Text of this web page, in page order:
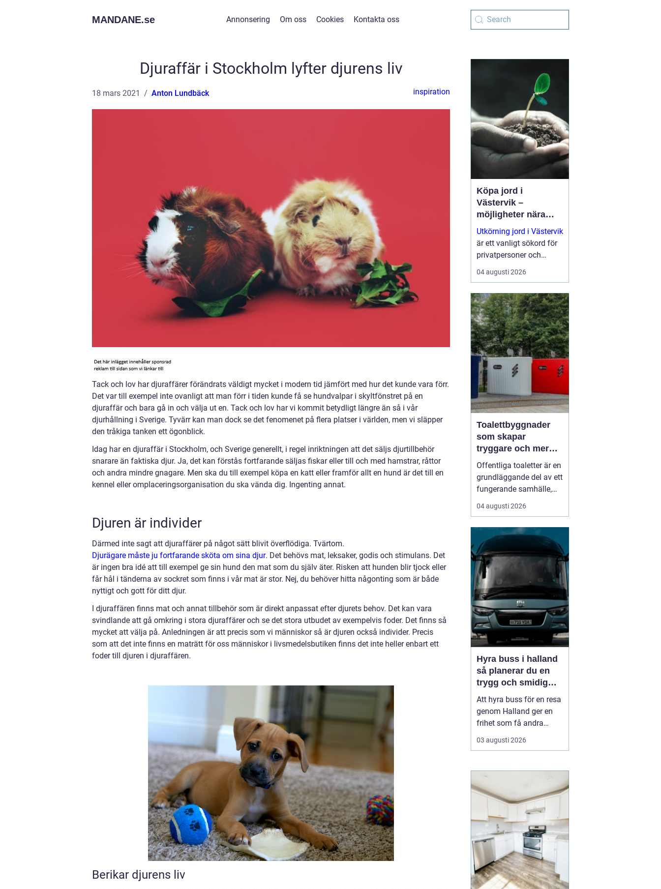
MANDANE.se Annonsering Om oss Cookies Kontakta oss
Djuraffär i Stockholm lyfter djurens liv
18 mars 2021 Anton Lundbäck inspiration
Tack och lov har djuraffärer förändrats väldigt mycket i modern tid jämfört med hur det kunde vara förr.
Det var till exempel inte ovanligt att man förr i tiden kunde få se hundvalpar i skyltfönstret på en
djuraffär och bara gå in och välja ut en. Tack och lov har vi kommit betydligt längre än så i vår
djurhållning i Sverige. Tyvärr kan man dock se det fenomenet på flera platser i världen, men vi släpper
den tråkiga tanken ett ögonblick.
Idag har en djuraffär i Stockholm, och Sverige generellt, i regel inriktningen att det säljs djurtillbehör
snarare än faktiska djur. Ja, det kan förstås fortfarande säljas fiskar eller till och med hamstrar, råttor
och andra mindre gnagare. Men ska du till exempel köpa en katt eller framför allt en hund är det till en
kennel eller omplaceringsorganisation du ska vända dig. Ingenting annat.
Djuren är individer
Därmed inte sagt att djuraffärer på något sätt blivit överflödiga. Tvärtom.
Djurägare måste ju fortfarande sköta om sina djur. Det behövs mat, leksaker, godis och stimulans. Det
är ingen bra idé att till exempel ge sin hund den mat som du själv äter. Risken att hunden blir tjock eller
får hål i tänderna av sockret som finns i vår mat är stor. Nej, du behöver hitta någonting som är både
nyttigt och gott för ditt djur.
I djuraffären finns mat och annat tillbehör som är direkt anpassat efter djurets behov. Det kan vara
svindlande att gå omkring i stora djuraffärer och se det stora utbudet av exempelvis foder. Det finns så
mycket att välja på. Anledningen är att precis som vi människor så är djuren också individer. Precis
som att det inte finns en maträtt för oss människor i livsmedelsbutiken finns det inte heller enbart ett
foder till djuren i djuraffären.
Berikar djurens liv
Köpa jord i
Västervik –
möjligheter nära
natur och kust
Utkörning jord i Västervik
är ett vanligt sökord för
privatpersoner och
företag som planerar
nya trädgårdar,
04 augusti 2026
Toalettbyggnader
som skapar
tryggare och mer
tillgängliga
offentliga miljöer
Offentliga toaletter är en
grundläggande del av ett
fungerande samhälle,
men hamnar ofta längst
ned på prioriteringslistan
byggprojekt. Samtidigt
vet alla som någon gång
stått utan toalett i en
park, på en badplats eller
under et...
04 augusti 2026
Hyra buss i halland
så planerar du en
trygg och smidig
resa
Att hyra buss för en resa
genom Halland ger en
frihet som få andra
resealternativ erbjuder.
Gruppen håller ihop,
upplevelsen och
logistiken förenklas
märkbart. Samtidigt kan
det kännas svårt att veta
var man börjar: Hur stor
b...
03 augusti 2026